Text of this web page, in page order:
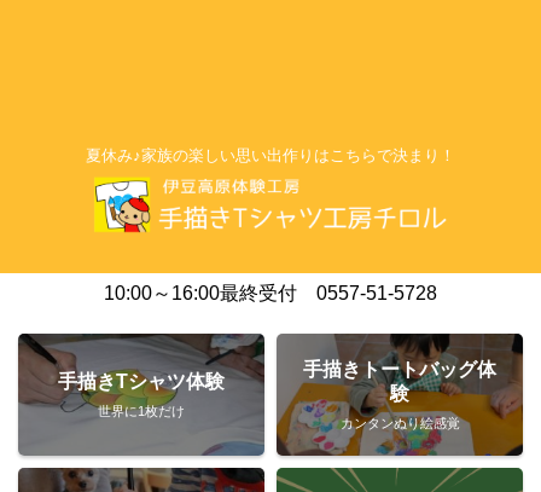
夏休み♪家族の楽しい思い出作りはこちらで決まり！
10:00～16:00最終受付 0557-51-5728
手描きTシャツ体験
世界に1枚だけ
手描きトートバッグ体
験
カンタンぬり絵感覚